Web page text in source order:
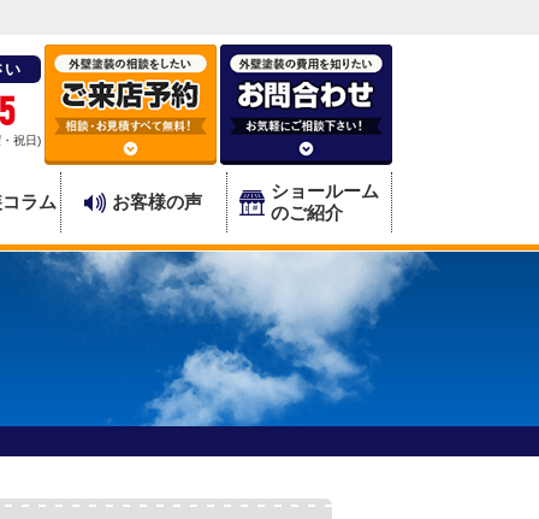
い
祝日)
ラム お客様の声
ショールーム
のご紹介